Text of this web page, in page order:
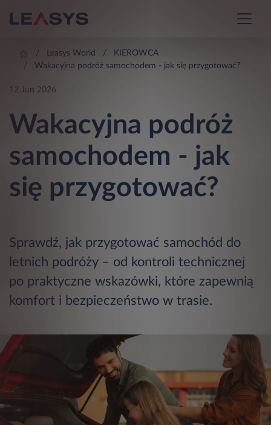
Leasys World
KIEROWCA
Wakacyjna podróż samochodem - jak się przygotować?
12 Jun 2026
Wakacyjna podróż
samochodem - jak
się przygotować?
Sprawdź, jak przygotować samochód do
letnich podróży – od kontroli technicznej
po praktyczne wskazówki, które zapewnią
komfort i bezpieczeństwo w trasie.